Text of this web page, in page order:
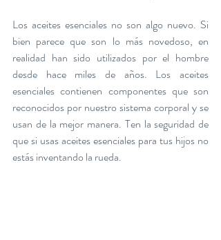
Los aceites esenciales no son algo nuevo. Si
bien parece que son lo más novedoso, en
realidad han sido utilizados por el hombre
desde hace miles de años. Los aceites
esenciales contienen componentes que son
reconocidos por nuestro sistema corporal y se
usan de la mejor manera. Ten la seguridad de
que si usas aceites esenciales para tus hijos no
estás inventando la rueda.